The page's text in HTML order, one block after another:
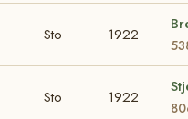
Sto 1922
Sto 1922